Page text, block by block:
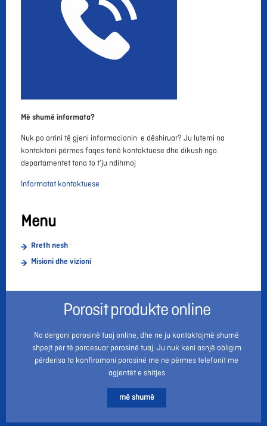
Më shumë informata?
Nuk po arrini të gjeni informacionin e dëshiruar? Ju lutemi na
kontaktoni përmes faqes tonë kontaktuese dhe dikush nga
departamentet tona to t'ju ndihmoj
Informatat kontaktuese
Menu
Rreth nesh
Misioni dhe vizioni
Porosit produkte online
Na dergoni porosinë tuaj online, dhe ne ju kontaktojmë shumë
shpejt për të porcesuar porosinë tuaj. Ju nuk keni asnjë obligim
përderisa ta konfiromoni porosinë me ne përmes telefonit me
agjentët e shitjes
më shumë